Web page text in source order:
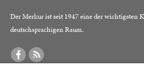
Der Merkur ist seit 1947 eine der wichtigsten
deutschsprachigen Raum.